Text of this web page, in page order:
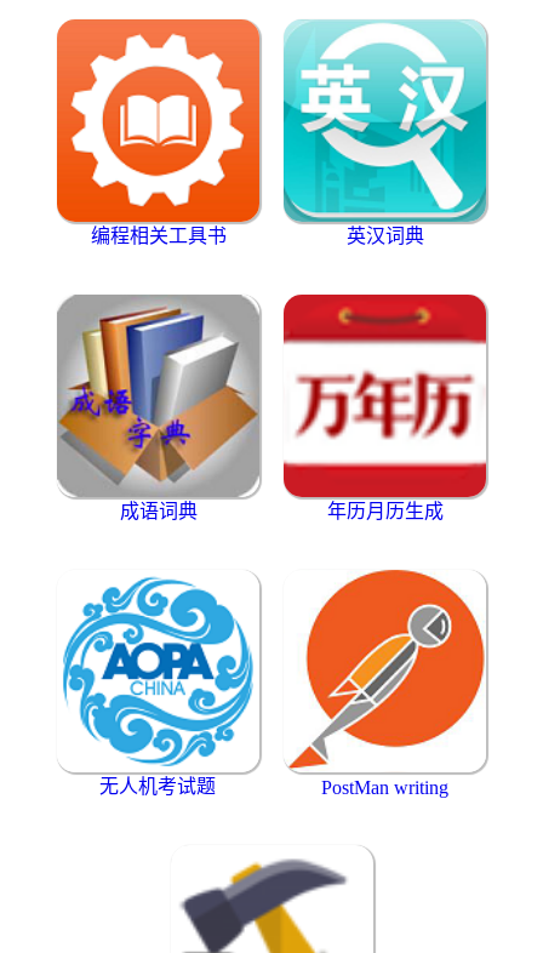
编程相关工具书 英汉词典
成语词典 年历月历生成
无人机考试题 PostMan writing